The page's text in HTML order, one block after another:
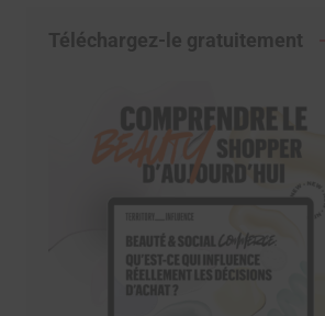
Téléchargez-le gratuitement